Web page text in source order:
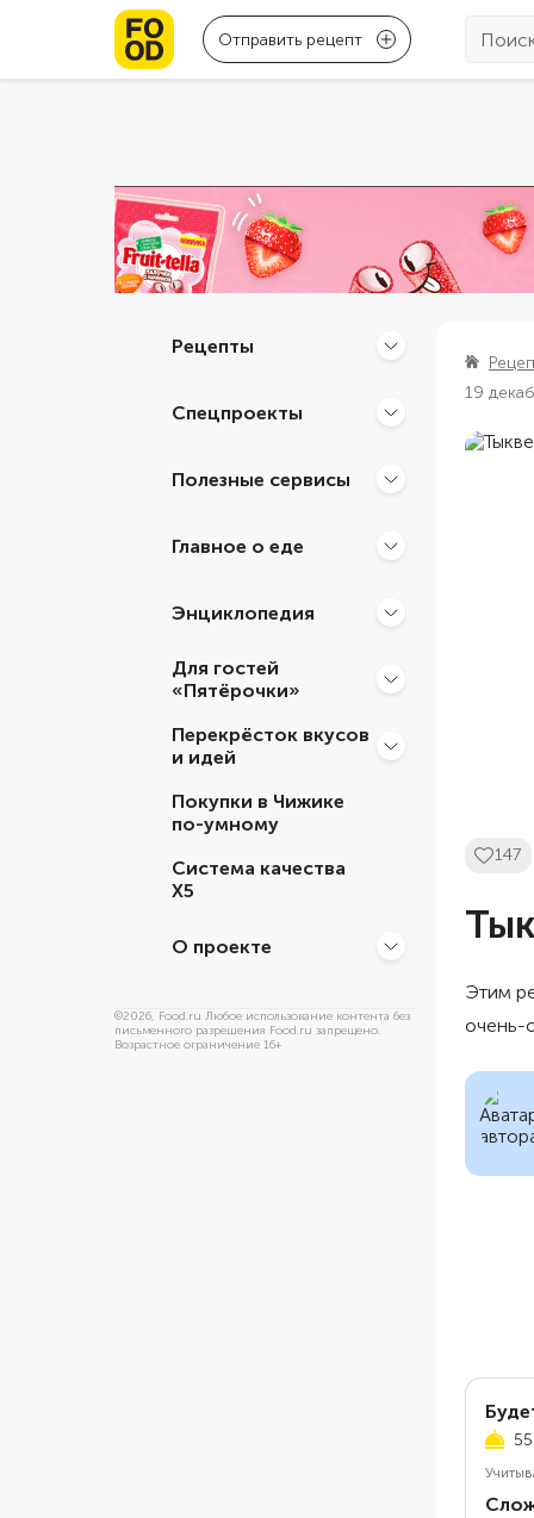
Отправить рецепт
Рецепты
Спецпроекты
Полезные сервисы
Главное о еде
Энциклопедия
Для гостей
«Пятёрочки»
Перекрёсток вкусов
и идей
Покупки в Чижике
по-умному
Система качества
Х5
О проекте
©2026, Food.ru Любое использование контента без
письменного разрешения Food.ru запрещено.
Возрастное ограничение 16+
19
147
Этим
очень-